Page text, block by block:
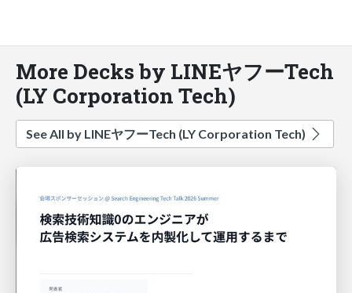
More Decks by LINEヤフーTech
(LY Corporation Tech)
See All by LINEヤフーTech (LY Corporation Tech)